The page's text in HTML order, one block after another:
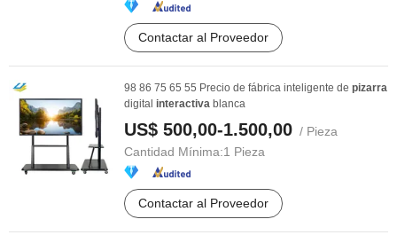
Contactar al Proveedor
98 86 75 65 55 Precio de fábrica inteligente de pizarra
digital interactiva blanca
US$ 500,00-1.500,00 / Pieza
Cantidad Mínima:1 Pieza
Contactar al Proveedor